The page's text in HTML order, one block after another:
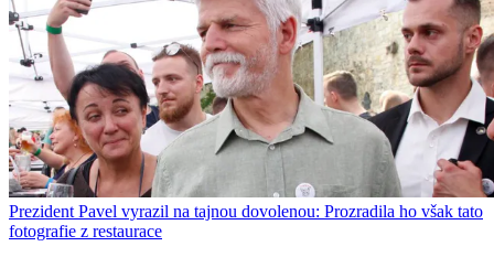
Prezident Pavel vyrazil na tajnou dovolenou: Prozradila ho však tato
fotografie z restaurace